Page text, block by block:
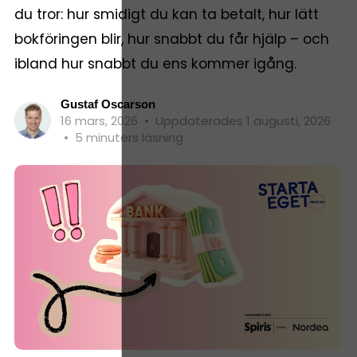
du tror: hur smidigt du kan ta betalt, hur lätt
bokföringen blir, hur snabbt du får hjälp – och
ibland hur snabbt du ens kommer igång.
Gustaf Oscarson
16 mars, 2026 • Uppdaterades 1 augusti, 2026
• 5 minuters läsning